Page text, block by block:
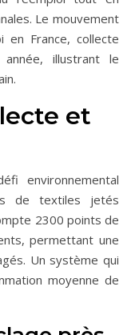
Le mouvement
en France, collecte
illustrant le
et
environnemental
de textiles jetés
2300 points de
permettant une
Un système qui
moyenne de